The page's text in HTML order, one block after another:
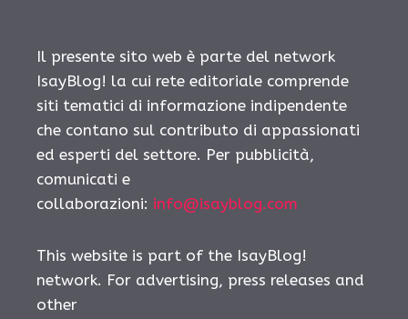
Il presente sito web è parte del network
IsayBlog! la cui rete editoriale comprende
siti tematici di informazione indipendente
che contano sul contributo di appassionati
ed esperti del settore. Per pubblicità,
comunicati e
collaborazioni: info@isayblog.com
This website is part of the IsayBlog!
network. For advertising, press releases and
other